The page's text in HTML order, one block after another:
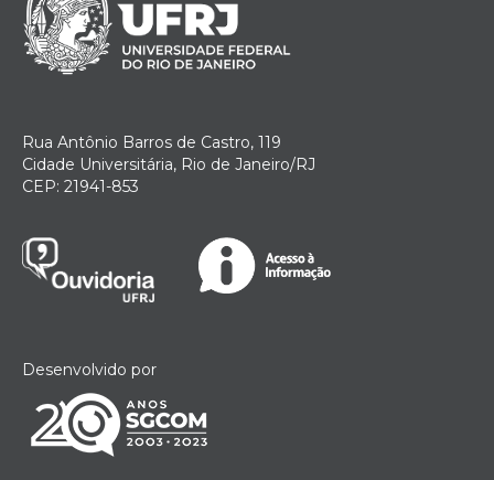
Rua Antônio Barros de Castro, 119
Cidade Universitária, Rio de Janeiro/RJ
CEP: 21941-853
Desenvolvido por